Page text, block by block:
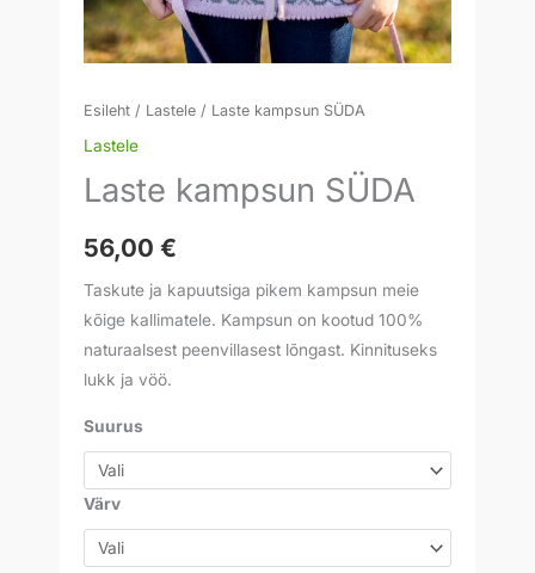
Esileht / Lastele / Laste kampsun SÜDA
Lastele
Laste kampsun SÜDA
56,00 €
Taskute ja kapuutsiga pikem kampsun meie
kõige kallimatele. Kampsun on kootud 100%
naturaalsest peenvillasest lõngast. Kinnituseks
lukk ja vöö.
Suurus
Värv